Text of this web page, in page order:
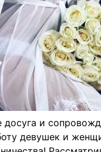
и
девушек и